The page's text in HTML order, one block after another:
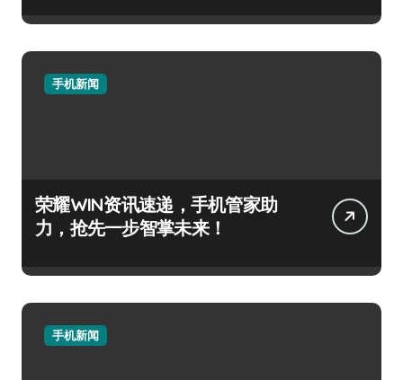
手机新闻
荣耀WIN资讯速递，手机管家助
力，抢先一步智掌未来！
手机新闻